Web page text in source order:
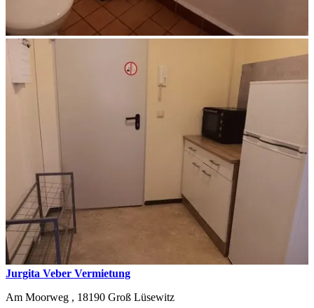
Jurgita Veber Vermietung
Am Moorweg , 18190 Groß Lüsewitz